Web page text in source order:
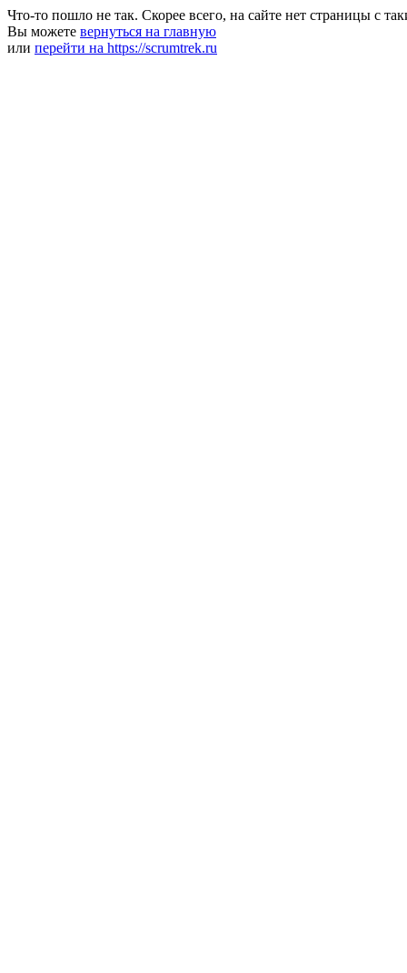
Что-то пошло не так. Скорее всего, на сайте нет страницы с
Вы можете вернуться на главную
или перейти на https://scrumtrek.ru